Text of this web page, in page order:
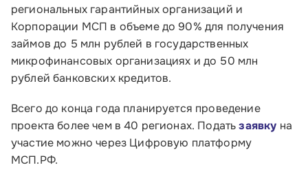
региональных гарантийных организаций и
Корпорации МСП в объеме до 90% для получения
займов до 5 млн рублей в государственных
микрофинансовых организациях и до 50 млн
рублей банковских кредитов.
Всего до конца года планируется проведение
проекта более чем в 40 регионах. Податьзаявку на
участие можно через Цифровую платформу
МСП.РФ.